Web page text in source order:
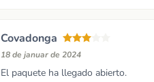
Covadonga
18 de januar de 2024
El paquete ha llegado abierto.